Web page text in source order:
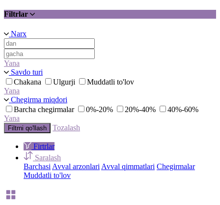
Filtrlar
Narx
Yana
Savdo turi
Chakana
Ulgurji
Muddatli to'lov
Yana
Chegirma miqdori
Barcha chegirmalar
0%-20% 20%-40%
40%-60%
Yana
Filtrni qo'llash Tozalash
Firtrlar
Saralash
Barchasi Avval arzonlari Avval qimmatlari Chegirmalar
Muddatli to'lov